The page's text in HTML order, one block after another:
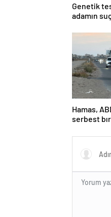
Genetik
adamın
Hamas,
serbest